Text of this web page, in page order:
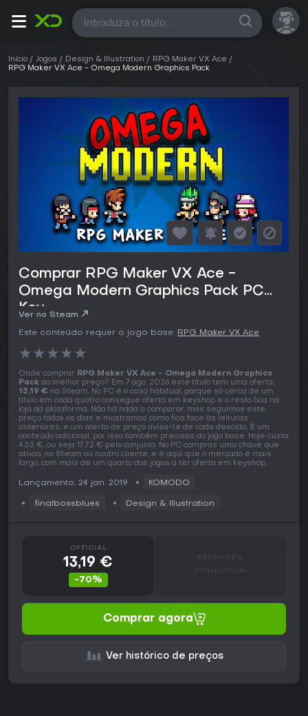
Todas
Início Jogos Design & Illustration
RPG Maker VX Ace
RPG Maker VX Ace - Omega Modern Graphics Pack
Comprar RPG Maker VX Ace -
Omega Modern Graphics Pack PC
Key
Ver no Steam
Este conteúdo requer o jogo base: RPG Maker VX Ace
★★★★★
Onde comprar RPG Maker VX Ace - Omega Modern Graphics
Pack ao melhor preço? Em 7 ago. 2026 este título tem uma oferta,
13,19 € na Steam. No PC é o caso habitual, porque só cerca de um
título em cada quatro consegue oferta em keyshop e o resto fica na
loja da plataforma. Não há nada a comparar, mas seguimos este
preço todos os dias e mostramos como fica face às leituras
anteriores, e um alerta de preço avisa-te de cada descida. É um
conteúdo adicional, por isso também precisas do jogo base. Hoje custa
4,53 €, ou seja 17,72 € pelo conjunto. No PC compras uma chave que
ativas na Steam ou noutro cliente, e é aqui que o mercado é mais
largo, com mais de um quarto dos jogos a ter oferta em keyshop.
Lançamento: 24 jan. 2019 KOMODO
finalbossblues Design & Illustration
OFFICIAL
13,19 €
-70%
Indisponível
Comprar agora
Ver histórico de preços